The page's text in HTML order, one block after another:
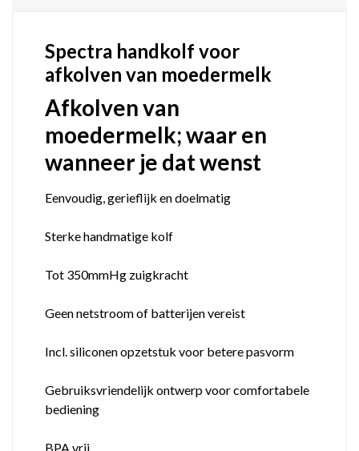
Spectra handkolf voor
afkolven van moedermelk
Afkolven van
moedermelk; waar en
wanneer je dat wenst
Eenvoudig, gerieflijk en doelmatig
Sterke handmatige kolf
Tot 350mmHg zuigkracht
Geen netstroom of batterijen vereist
Incl. siliconen opzetstuk voor betere pasvorm
Gebruiksvriendelijk ontwerp voor comfortabele
bediening
BPA vrij